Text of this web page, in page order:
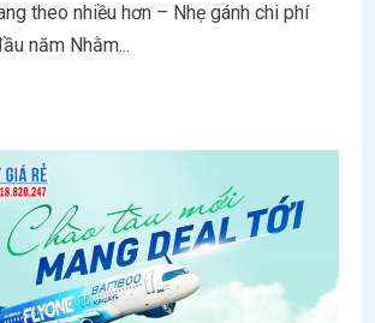
theo nhiều hơn – Nhẹ gánh chi phí
năm Nhằm...